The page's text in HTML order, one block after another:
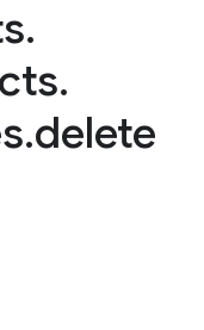
.
.
.delete